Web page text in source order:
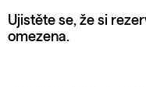
Ujistěte se, že si
omezena.